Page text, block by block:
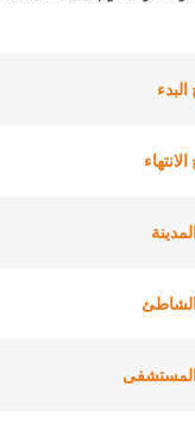
البدء
الشاطئ
المستشفى